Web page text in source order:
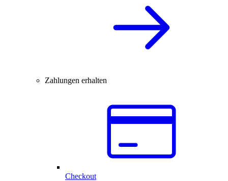
Zahlungen erhalten
Checkout